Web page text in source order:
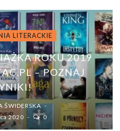
LITERACKIE
ROKU 2019
– POZNAJ
ŚWIDERSKA
2020
0